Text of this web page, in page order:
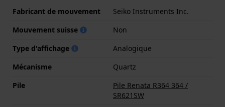
Fabricant de mouvement
Seiko Instruments Inc.
Mouvement suisse
Non
Type d'affichage
Analogique
Mécanisme
Quartz
Pile
Pile Renata R364 364 /
SR621SW